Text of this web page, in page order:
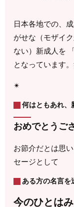
日本各地での、
がせな（モザイ
ない）新成人を
となっています
✴︎
何はともあれ、
おめでとうご
お節介だとは思
セージとして
ある方の名言を
今のひとは